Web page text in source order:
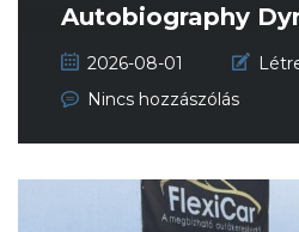
Autobiography
(Automata) Mag...
2026-08-01
Nincs hozzászólás